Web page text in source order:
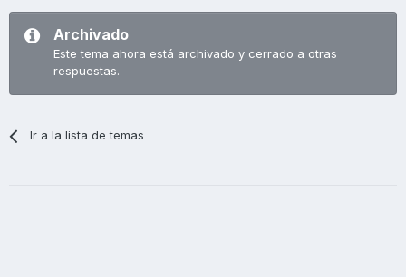
Archivado
Este tema ahora está archivado y cerrado a otras
respuestas.
Ir a la lista de temas